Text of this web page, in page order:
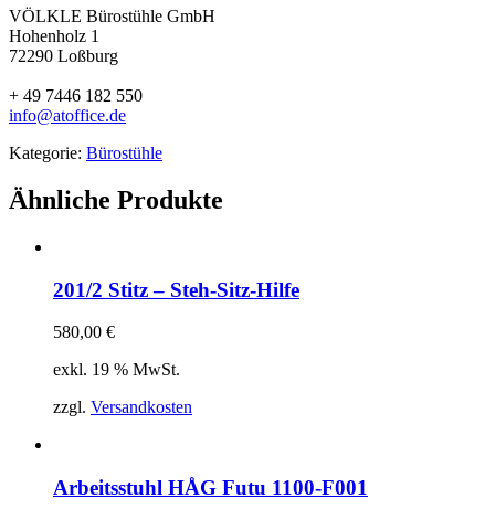
VÖLKLE Bürostühle GmbH
Hohenholz 1
72290 Loßburg
+ 49 7446 182 550
info@atoffice.de
Kategorie: Bürostühle
Ähnliche Produkte
201/2 Stitz – Steh-Sitz-Hilfe
580,00 €
exkl. 19 % MwSt.
zzgl. Versandkosten
Arbeitsstuhl HÅG Futu 1100-F001